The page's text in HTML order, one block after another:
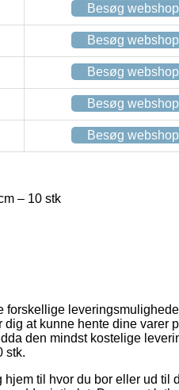
Besøg webshop
Besøg webshop
Besøg webshop
Besøg webshop
Besøg webshop
– 10 stk
at kunne hente dine varer
den mindst kostelige
stk.
til hvor du bor eller ud til